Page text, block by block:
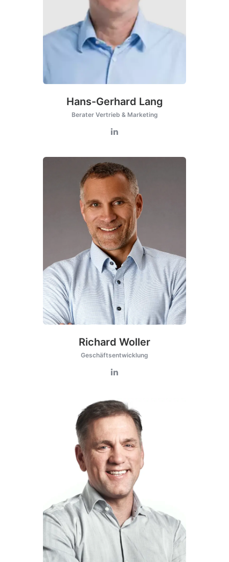
Hans-Gerhard Lang
Berater Vertrieb & Marketing
Richard Woller
Geschäftsentwicklung